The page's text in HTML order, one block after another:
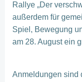
Rallye „Der
außerdem für
Spiel, Bewegung
am 28. August ein
Anmeldungen sind